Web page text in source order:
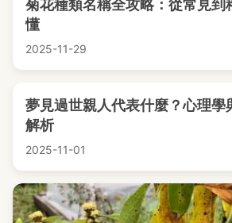
菊花種類名稱全攻略：從常見到
懂
2025-11-29
夢見過世親人代表什麼？心理學
解析
2025-11-01